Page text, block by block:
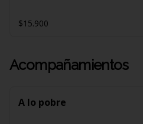
$15.900
Acompañamientos
A lo pobre